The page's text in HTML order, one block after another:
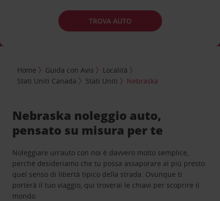
TROVA AUTO
Home Guida con Avis
Località
Stati Uniti Canada
Stati Uniti Nebraska
Nebraska noleggio auto,
pensato su misura per te
Noleggiare un'auto con noi è davvero molto semplice,
perché desideriamo che tu possa assaporare al più presto
quel senso di libertà tipico della strada. Ovunque ti
porterà il tuo viaggio, qui troverai le chiavi per scoprire il
mondo.